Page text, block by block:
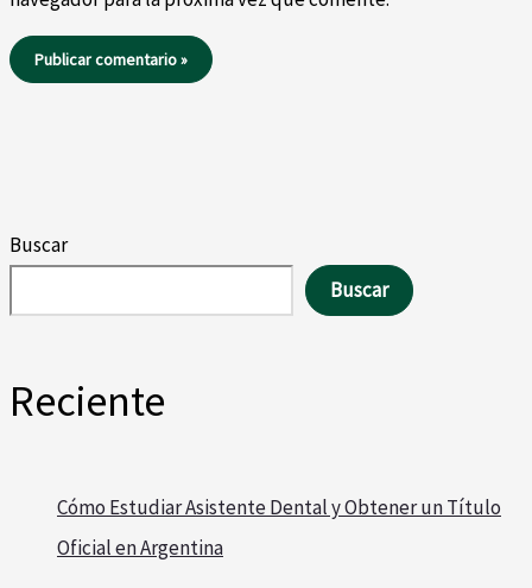
Buscar
Buscar
Reciente
Cómo Estudiar Asistente Dental y Obtener un Título
Oficial en Argentina